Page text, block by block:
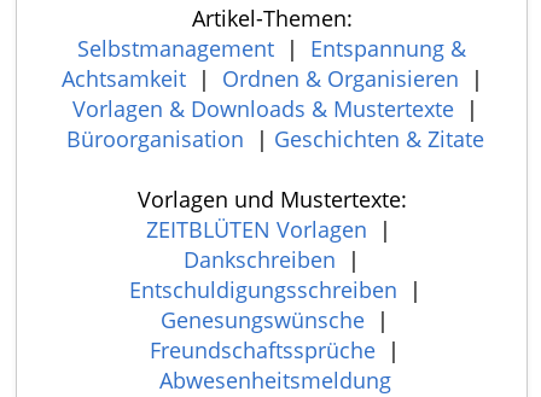
Artikel-Themen:
Selbstmanagement | Entspannung &
Achtsamkeit| Ordnen & Organisieren |
Vorlagen & Downloads & Mustertexte|
Büroorganisation | Geschichten & Zitate
Vorlagen und Mustertexte:
ZEITBLÜTEN Vorlagen |
Dankschreiben |
Entschuldigungsschreiben |
Genesungswünsche |
Freundschaftssprüche |
Abwesenheitsmeldung